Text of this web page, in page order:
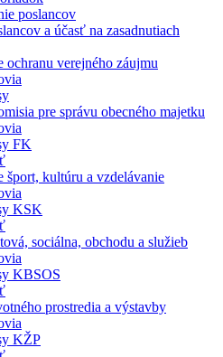
poslancov
a účasť na zasadnutiach
ochranu verejného záujmu
pre správu obecného majetku
FK
šport, kultúru a vzdelávanie
KSK
sociálna, obchodu a služieb
KBSOS
prostredia a výstavby
KŽP